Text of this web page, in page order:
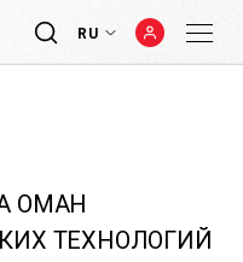
RU
ОМАН
ТЕХНОЛОГИЙ